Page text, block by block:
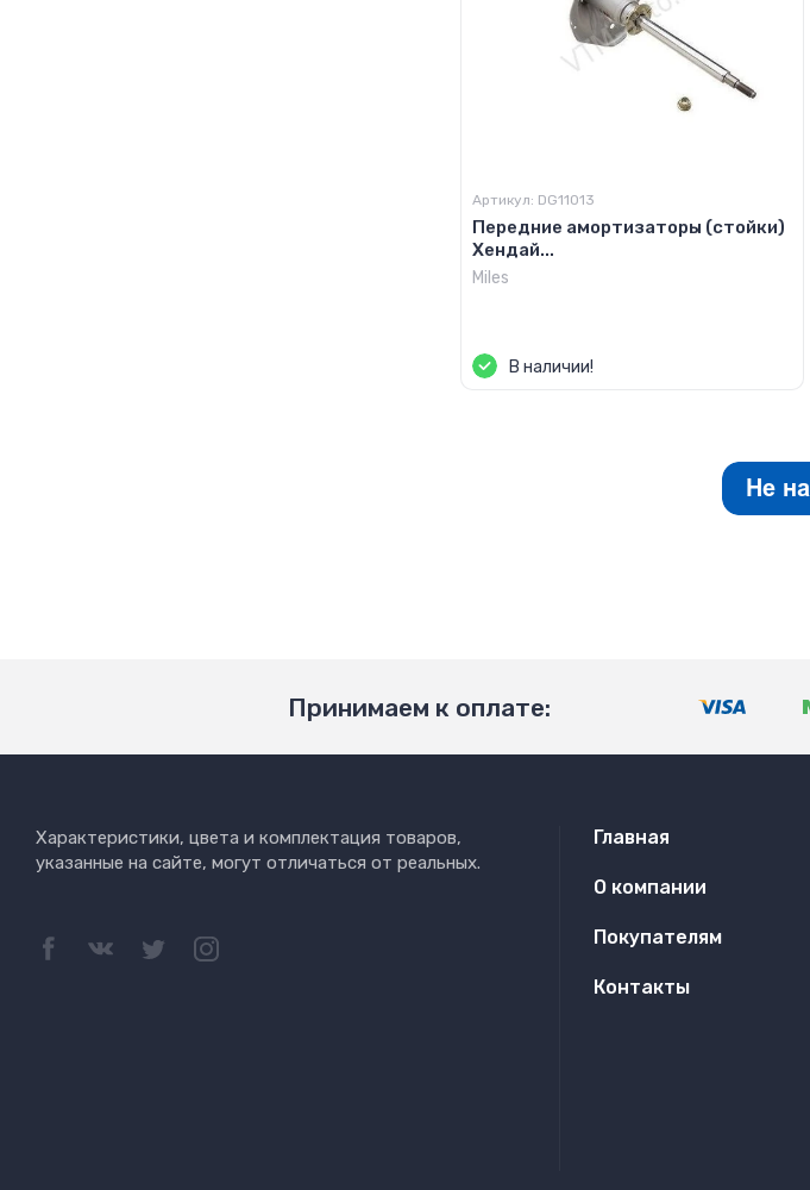
Артикул: DG11013
Передние амортизаторы (стойки)
Хендай...
Miles
В наличии!
Принимаем к оплате:
Характеристики, цвета и комплектация товаров,
указанные на сайте, могут отличаться от реальных.
Главная
О компании
Покупателям
Контакты